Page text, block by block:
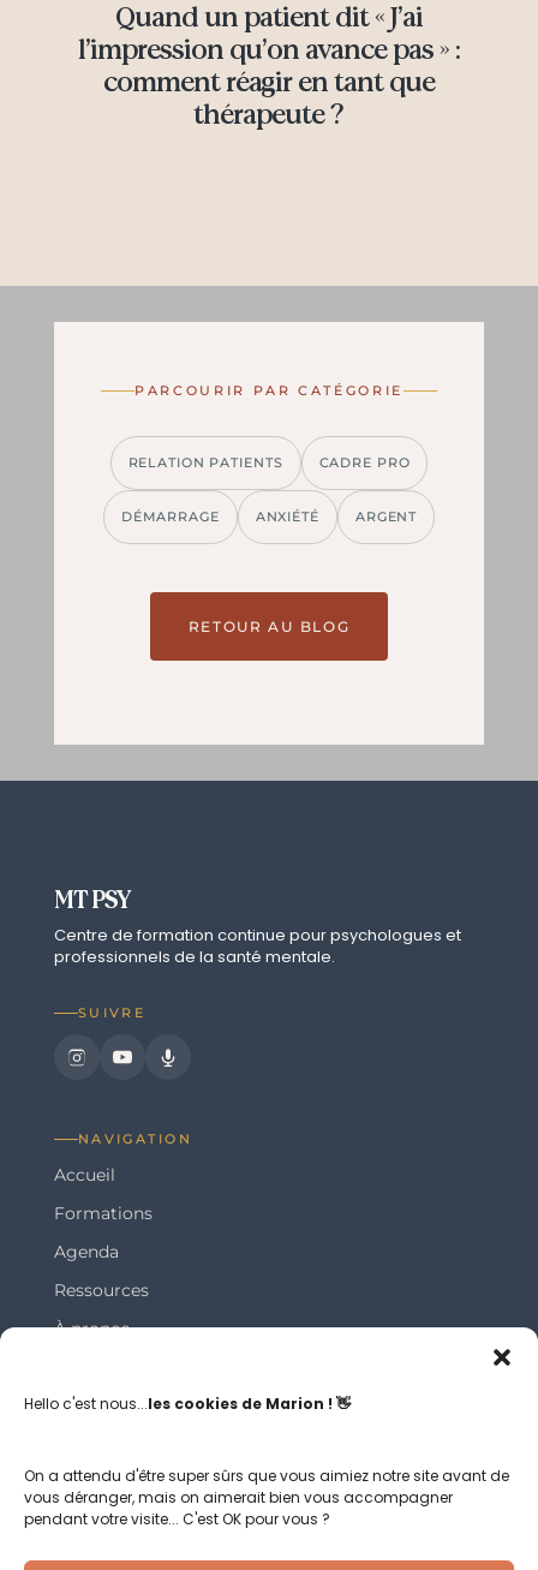
Hello c'est nous...les cookies de Marion ! 👋
On a attendu d'être super sûrs que vous aimiez notre site avant de
vous déranger, mais on aimerait bien vous accompagner
pendant votre visite... C'est OK pour vous ?
Quand un patient dit « J’ai
l’impression qu’on avance pas » :
comment réagir en tant que
thérapeute ?
PARCOURIR PAR CATÉGORIE
RELATION PATIENTS CADRE PRO
DÉMARRAGE ANXIÉTÉ ARGENT
RETOUR AU BLOG
MT PSY
Centre de formation continue pour psychologues et
professionnels de la santé mentale.
SUIVRE
NAVIGATION
Accueil
Formations
Agenda
Ressources
À propos
Recevez chaque mardi des exercices à proposer aux
patients directement dans votre boîte mail.